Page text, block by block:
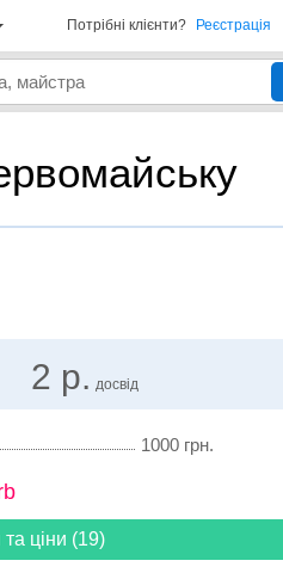
Потрібні клієнти? Реєстрація
2 р. досвід
1000 грн.
та ціни (19)